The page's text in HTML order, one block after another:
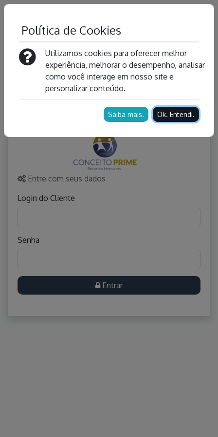
Entre com seus dados
Login do Cliente
Senha
Entrar
Política de Cookies
Utilizamos cookies para oferecer melhor
experiência, melhorar o desempenho, analisar
como você interage em nosso site e
personalizar conteúdo.
Saiba mais. Ok. Entendi.